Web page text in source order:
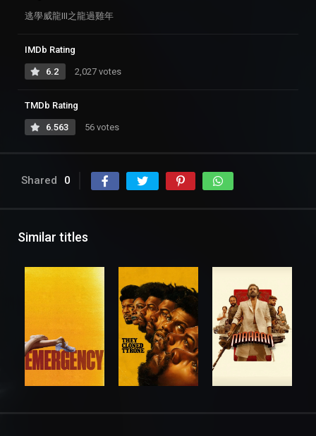
逃學威龍III之龍過雞年
IMDb Rating
6.2 2,027 votes
TMDb Rating
6.563 56 votes
Shared 0
Similar titles